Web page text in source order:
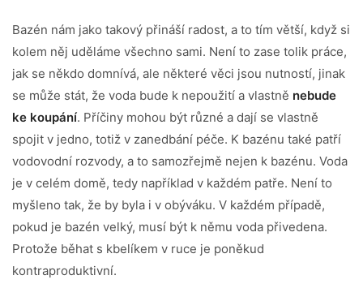
Bazén nám jako takový přináší radost, a to tím větší, když si
kolem něj uděláme všechno sami. Není to zase tolik práce,
jak se někdo domnívá, ale některé věci jsou nutností, jinak
se může stát, že voda bude k nepoužití a vlastně nebude
ke koupání. Příčiny mohou být různé a dají se vlastně
spojit v jedno, totiž v zanedbání péče. K bazénu také patří
vodovodní rozvody, a to samozřejmě nejen k bazénu. Voda
je v celém domě, tedy například v každém patře. Není to
myšleno tak, že by byla i v obýváku. V každém případě,
pokud je bazén velký, musí být k němu voda přivedena.
Protože běhat s kbelíkem v ruce je poněkud
kontraproduktivní.